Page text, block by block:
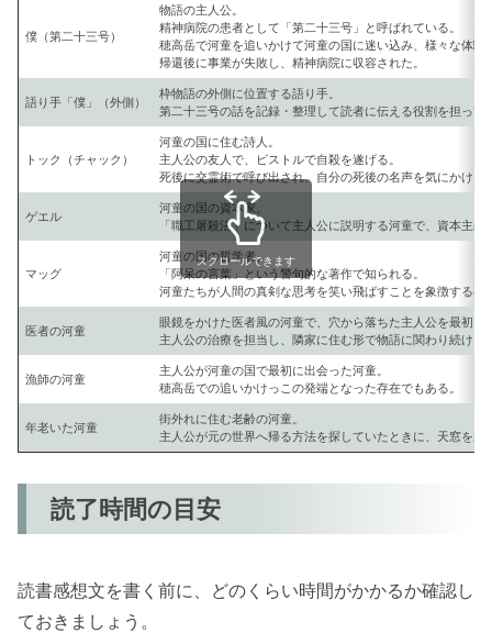
僕（第二十三号）
物語の主人公。
精神病院の患者として「第二十三号」と呼ばれている。
穂高岳で河童を追いかけて河童の国に迷い込み、様々な体験
帰還後に事業が失敗し、精神病院に収容された。
語り手「僕」（外側）
枠物語の外側に位置する語り手。
第二十三号の話を記録・整理して読者に伝える役割を担って
トック（チャック）
河童の国に住む詩人。
主人公の友人で、ピストルで自殺を遂げる。
死後に交霊術で呼び出され、自分の死後の名声を気にかける
ゲエル
河童の国の資本家。
「職工屠殺法」について主人公に説明する河童で、資本主
マッグ
河童の国の哲学者。
「阿呆の言葉」という警句的な著作で知られる。
河童たちが人間の真剣な思考を笑い飛ばすことを象徴する存
医者の河童
眼鏡をかけた医者風の河童で、穴から落ちた主人公を最初に
主人公の治療を担当し、隣家に住む形で物語に関わり続ける
漁師の河童
主人公が河童の国で最初に出会った河童。
穂高岳での追いかけっこの発端となった存在でもある。
年老いた河童
街外れに住む老齢の河童。
主人公が元の世界へ帰る方法を探していたときに、天窓を
スクロールできます
読了時間の目安
読書感想文を書く前に、どのくらい時間がかかるか確認し
ておきましょう。